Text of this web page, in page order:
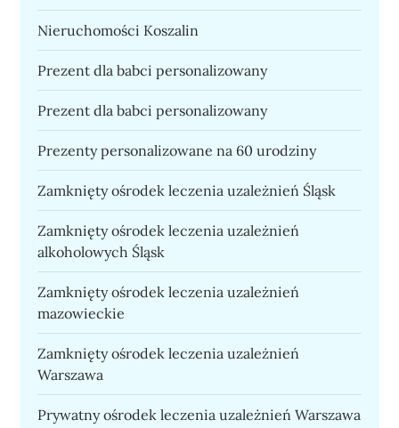
Nieruchomości Koszalin
Prezent dla babci personalizowany
Prezent dla babci personalizowany
Prezenty personalizowane na 60 urodziny
Zamknięty ośrodek leczenia uzależnień Śląsk
Zamknięty ośrodek leczenia uzależnień
alkoholowych Śląsk
Zamknięty ośrodek leczenia uzależnień
mazowieckie
Zamknięty ośrodek leczenia uzależnień
Warszawa
Prywatny ośrodek leczenia uzależnień Warszawa